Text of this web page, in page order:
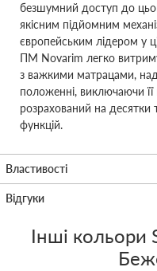
безшумний доступ до
якісним підйомним
європейським лідером у
ПМ Novarim легко
з важкими матрацами,
положенні, виключаючи
розрахований на десятки
функцій.
Інші кольори